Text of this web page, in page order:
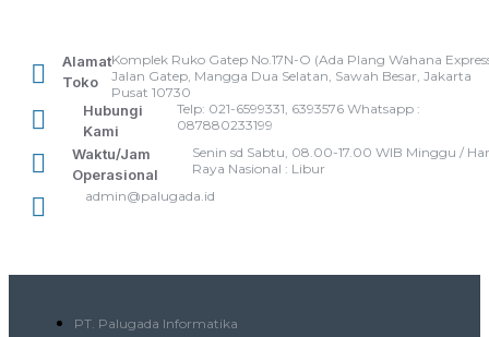
Alamat
Toko
Komplek Ruko Gatep No.17N-O (Ada Plang Wahana
Jalan Gatep, Mangga Dua Selatan, Sawah Besar, Jakarta
Pusat 10730
Hubungi
Kami
Telp: 021-6599331, 6393576 Whatsapp :
087880233199
Waktu/Jam
Operasional
Senin sd Sabtu, 08.00-17.00 WIB Minggu /
Raya Nasional : Libur
admin@palugada.id
PT. Palugada Informatika